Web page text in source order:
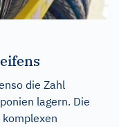
die Zahl
lagern. Die